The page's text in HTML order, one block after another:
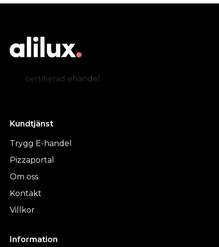
certifierad ehandel
Kundtjänst
Trygg E-handel
Pizzaportal
Om oss
Kontakt
Villkor
Information